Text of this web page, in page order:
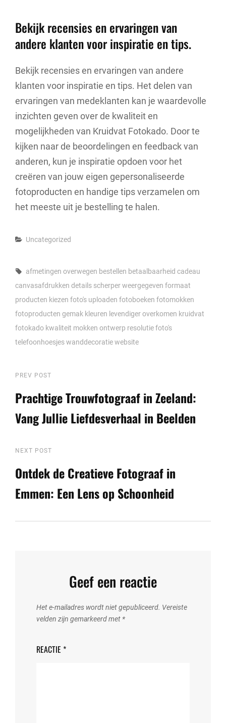
Bekijk recensies en ervaringen van
andere klanten voor inspiratie en tips.
Bekijk recensies en ervaringen van andere
klanten voor inspiratie en tips. Het delen van
ervaringen van medeklanten kan je waardevolle
inzichten geven over de kwaliteit en
mogelijkheden van Kruidvat Fotokado. Door te
kijken naar de beoordelingen en feedback van
anderen, kun je inspiratie opdoen voor het
creëren van jouw eigen gepersonaliseerde
fotoproducten en handige tips verzamelen om
het meeste uit je bestelling te halen.
Categories
Uncategorized
Tags,
afmetingen overwegen bestellen betaalbaarheid cadeau
canvasafdrukken details scherper weergegeven formaat
producten kiezen foto's uploaden fotoboeken fotomokken
fotoproducten gemak kleuren levendiger overkomen kruidvat
fotokado kwaliteit mokken ontwerp resolutie foto's
telefoonhoesjeswanddecoratiewebsite
Berichtnavigatie
Previous
Post
PREV POST
Prachtige Trouwfotograaf in Zeeland:
Vang Jullie Liefdesverhaal in Beelden
Next
Post
NEXT POST
Ontdek de Creatieve Fotograaf in
Emmen: Een Lens op Schoonheid
Geef een reactie
Het e-mailadres wordt niet gepubliceerd. Vereiste
velden zijn gemarkeerd met *
REACTIE *